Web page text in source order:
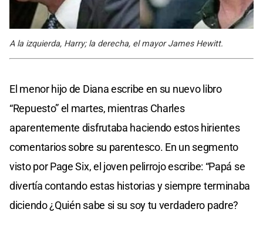
A la izquierda, Harry; la derecha, el mayor James Hewitt.
El menor hijo de Diana escribe en su nuevo libro
“Repuesto” el martes, mientras Charles
aparentemente disfrutaba haciendo estos hirientes
comentarios sobre su parentesco. En un segmento
visto por Page Six, el joven pelirrojo escribe: “Papá se
divertía contando estas historias y siempre terminaba
diciendo ¿Quién sabe si su soy tu verdadero padre?